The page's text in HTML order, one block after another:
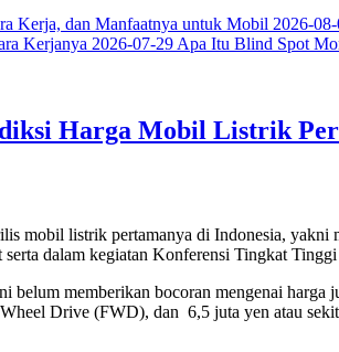
Kerja, dan Manfaatnya untuk Mobil 2026-
Kerjanya 2026-07-29 Apa Itu Blind Spot
Harga Mobil Listrik
mobil listrik pertamanya di Indonesia,
dalam kegiatan Konferensi Tingkat
belum memberikan bocoran mengenai
Drive (FWD), dan 6,5 juta yen atau